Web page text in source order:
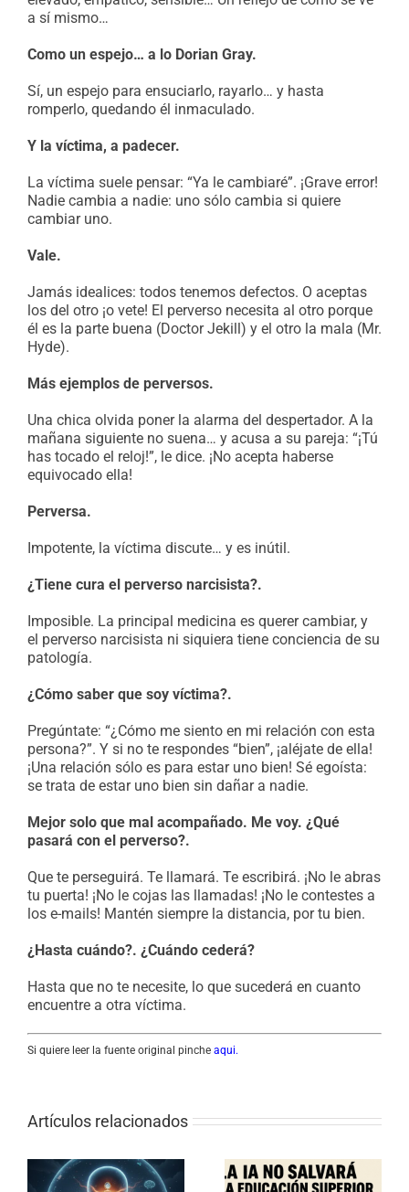
a sí mismo…
Como un espejo… a lo Dorian Gray.
Sí, un espejo para ensuciarlo, rayarlo… y hasta
romperlo, quedando él inmaculado.
Y la víctima, a padecer.
La víctima suele pensar: “Ya le cambiaré”. ¡Grave error!
Nadie cambia a nadie: uno sólo cambia si quiere
cambiar uno.
Vale.
Jamás idealices: todos tenemos defectos. O aceptas
los del otro ¡o vete! El perverso necesita al otro porque
él es la parte buena (Doctor Jekill) y el otro la mala (Mr.
Hyde).
Más ejemplos de perversos.
Una chica olvida poner la alarma del despertador. A la
mañana siguiente no suena… y acusa a su pareja: “¡Tú
has tocado el reloj!”, le dice. ¡No acepta haberse
equivocado ella!
Perversa.
Impotente, la víctima discute… y es inútil.
¿Tiene cura el perverso narcisista?.
Imposible. La principal medicina es querer cambiar, y
el perverso narcisista ni siquiera tiene conciencia de su
patología.
¿Cómo saber que soy víctima?.
Pregúntate: “¿Cómo me siento en mi relación con esta
persona?”. Y si no te respondes “bien”, ¡aléjate de ella!
¡Una relación sólo es para estar uno bien! Sé egoísta:
se trata de estar uno bien sin dañar a nadie.
Mejor solo que mal acompañado. Me voy. ¿Qué
pasará con el perverso?.
Que te perseguirá. Te llamará. Te escribirá. ¡No le abras
tu puerta! ¡No le cojas las llamadas! ¡No le contestes a
los e-mails! Mantén siempre la distancia, por tu bien.
¿Hasta cuándo?. ¿Cuándo cederá?
Hasta que no te necesite, lo que sucederá en cuanto
encuentre a otra víctima.
Si quiere leer la fuente original pinche aqui.
Artículos relacionados